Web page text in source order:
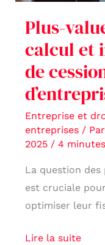
Plus-
calcul et
de
Entreprise et
entreprises/ Par
2025 / 4
La question
est cruciale
optimiser leur
cas
de
d’éléments
d’entreprise
Lire la suite